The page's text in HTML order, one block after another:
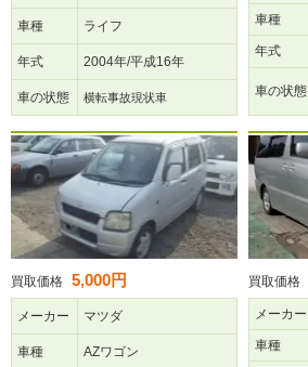
車種 ライフ
年式 2004年/平成16年
車の状態 横転事故現状車
車種
年式
車の状態
買取価格 5,000円
メーカー マツダ
車種 AZワゴン
買取価格
メーカー
車種